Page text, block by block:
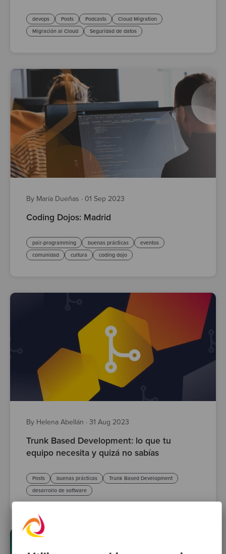
devops Posts Podcasts
Cloud Migration
Migración al Cloud
Seguridad de datos
By María Dueñas · 01 Sep 2023
Coding Dojos: Madrid
pair-programming buenas prácticas
eventos
comunidad
cultura coding dojo
By Helena Abellán · 31 Aug 2023
Trunk Based Development: lo que tu
equipo necesita y quizá no sabías
Posts buenas prácticas
Trunk Based Development
desarrollo de software